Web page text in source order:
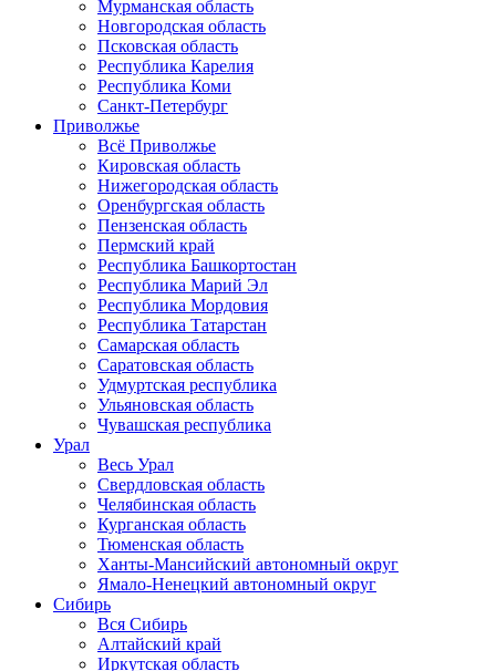
Мурманская область
Новгородская область
Псковская область
Республика Карелия
Республика Коми
Санкт-Петербург
Приволжье
Всё Приволжье
Кировская область
Нижегородская область
Оренбургская область
Пензенская область
Пермский край
Республика Башкортостан
Республика Марий Эл
Республика Мордовия
Республика Татарстан
Самарская область
Саратовская область
Удмуртская республика
Ульяновская область
Чувашская республика
Урал
Весь Урал
Свердловская область
Челябинская область
Курганская область
Тюменская область
Ханты-Мансийский автономный округ
Ямало-Ненецкий автономный округ
Сибирь
Вся Сибирь
Алтайский край
Иркутская область